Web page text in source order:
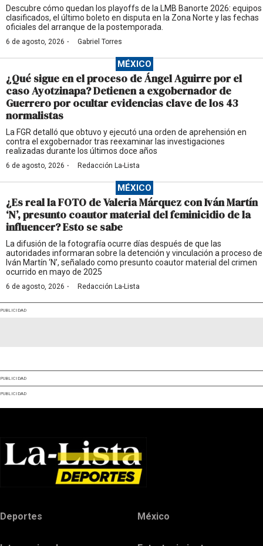
Descubre cómo quedan los playoffs de la LMB Banorte 2026: equipos
clasificados, el último boleto en disputa en la Zona Norte y las fechas
oficiales del arranque de la postemporada.
6 de agosto, 2026 · Gabriel Torres
MÉXICO
¿Qué sigue en el proceso de Ángel Aguirre por el
caso Ayotzinapa? Detienen a exgobernador de
Guerrero por ocultar evidencias clave de los 43
normalistas
La FGR detalló que obtuvo y ejecutó una orden de aprehensión en
contra el exgobernador tras reexaminar las investigaciones
realizadas durante los últimos doce años
6 de agosto, 2026 · Redacción La-Lista
MÉXICO
¿Es real la FOTO de Valeria Márquez con Iván Martín
‘N’, presunto coautor material del feminicidio de la
influencer? Esto se sabe
La difusión de la fotografía ocurre días después de que las
autoridades informaran sobre la detención y vinculación a proceso de
Iván Martín ‘N’, señalado como presunto coautor material del crimen
ocurrido en mayo de 2025
6 de agosto, 2026 · Redacción La-Lista
PUBLICIDAD
PUBLICIDAD
PUBLICIDAD
Deportes México